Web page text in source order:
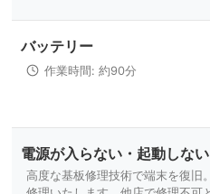
バッテリー
作業時間: 約90分
電源が入らない・起動しない
高度な基板修理技術で端末を復旧